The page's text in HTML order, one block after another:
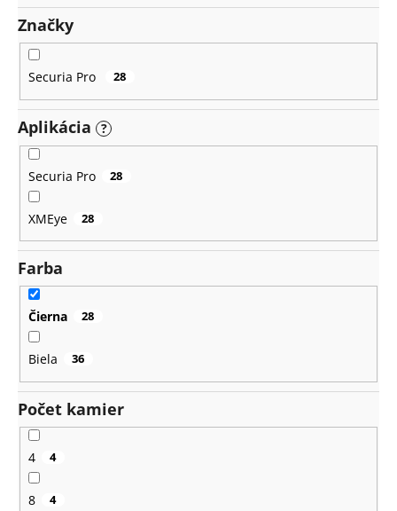
Značky
Securia Pro 28
Aplikácia ?
Securia Pro 28
XMEye 28
Farba
Čierna 28
Biela 36
Počet kamier
4 4
8 4